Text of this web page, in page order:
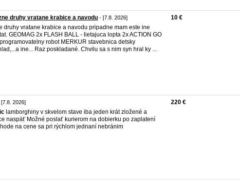
druhy vratane krabice a navodu - [7.8. 2026]
druhy vratane krabice a navodu pripadne mam este ine
GEOMAG 2x FLASH BALL - lietajuca lopta 2x ACTION GO
robot MERKUR stavebnica detsky
ine... Raz poskladané. Chvilu sa s nim syn hral ky ...
10 €
[7.8. 2026]
lamborghiny v skvelom stave iba jeden krát zložené a
naspäť Možné poslať kurierom na dobierku po zaplatení
na cene sa pri rýchlom jednaní nebránim
220 €